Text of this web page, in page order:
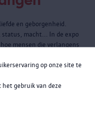
op onze site te
gebruik van deze
en geborgenheid.
status, macht... In de expo
mensen die verlangens